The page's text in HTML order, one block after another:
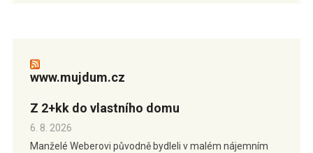
www.mujdum.cz
Z 2+kk do vlastního domu
6. 8. 2026
Manželé Weberovi původně bydleli v malém nájemním